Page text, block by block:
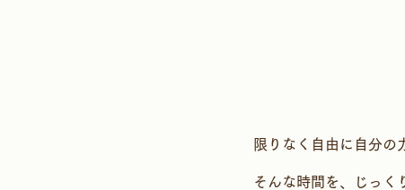
限りなく自由に自分の
そんな時間を、じっく